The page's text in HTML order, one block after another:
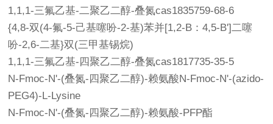
1,1,1-三氟乙基-二聚乙二醇-叠氮cas1835759-68-6
{4,8-双(4-氟-5-己基噻吩-2-基)苯并[1,2-B：4,5-B']二噻
吩-2,6-二基}双(三甲基锡烷)
1,1,1-三氟乙基-四聚乙二醇-叠氮cas1817735-35-5
N-Fmoc-N'-(叠氮-四聚乙二醇)-赖氨酸N-Fmoc-N'-(azido-
PEG4)-L-Lysine
N-Fmoc-N'-(叠氮-四聚乙二醇)-赖氨酸-PFP酯